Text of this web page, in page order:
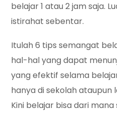
belajar 1 atau 2 jam saja.
istirahat sebentar.
Itulah 6 tips semangat
hal-hal yang dapat
yang efektif selama
hanya di sekolah ataupun
Kini belajar bisa dari mana